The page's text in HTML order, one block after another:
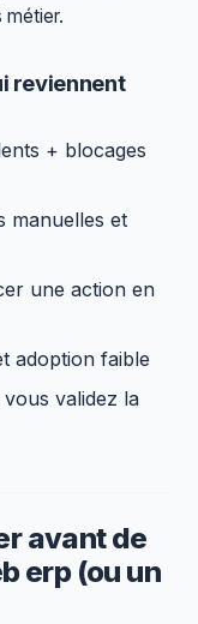
métier.
reviennent
+ blocages
et
une action en
adoption faible
vous validez la
avant de
erp (ou un